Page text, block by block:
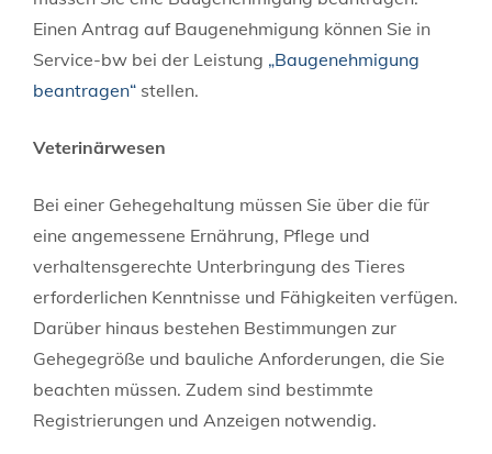
Einen Antrag auf Baugenehmigung können Sie in
Service-bw bei der Leistung „Baugenehmigung
beantragen“ stellen.
Veterinärwesen
Bei einer Gehegehaltung müssen Sie über die für
eine angemessene Ernährung, Pflege und
verhaltensgerechte Unterbringung des Tieres
erforderlichen Kenntnisse und Fähigkeiten verfügen.
Darüber hinaus bestehen Bestimmungen zur
Gehegegröße und bauliche Anforderungen, die Sie
beachten müssen. Zudem sind bestimmte
Registrierungen und Anzeigen notwendig.